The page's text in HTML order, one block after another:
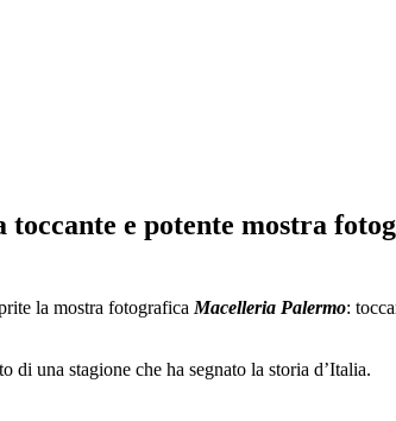
toccante e potente mostra
la mostra fotografica Macelleria Palermo:
di una stagione che ha segnato la storia d’Italia.